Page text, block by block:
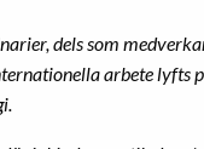
dels som
arbete lyfts